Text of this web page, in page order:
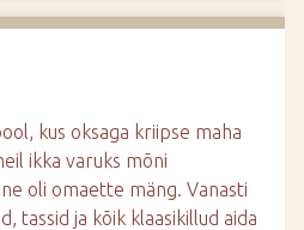
kus oksaga kriipse maha
ikka varuks mõni
oli omaette mäng. Vanasti
tassid ja kõik klaasikillud aida